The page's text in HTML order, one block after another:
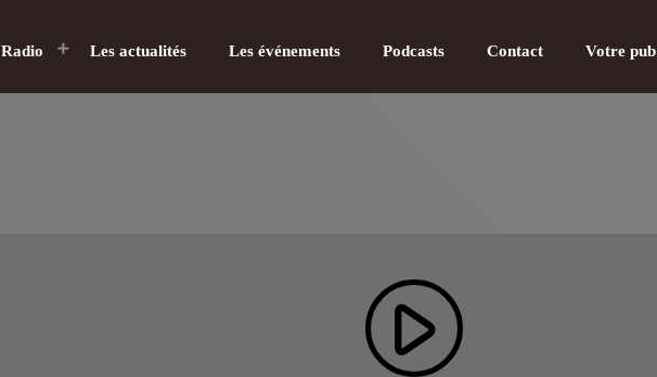
Radio Les actualités Les événements Podcasts Contact Votre
play_arrow